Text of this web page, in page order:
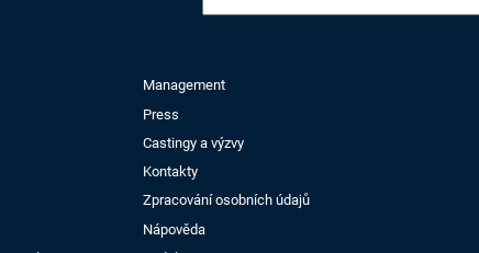
Management
Press
Castingy a výzvy
Kontakty
Zpracování osobních údajů
Nápověda